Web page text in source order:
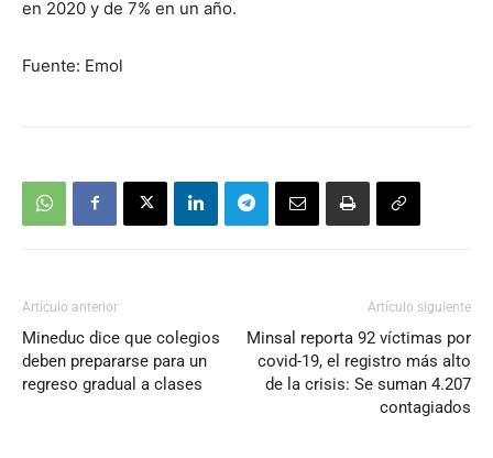
en 2020 y de 7% en un año.
Fuente: Emol
Artículo anterior
Mineduc dice que colegios
deben prepararse para un
regreso gradual a clases
Artículo siguiente
Minsal reporta 92 víctimas por
covid-19, el registro más alto
de la crisis: Se suman 4.207
contagiados